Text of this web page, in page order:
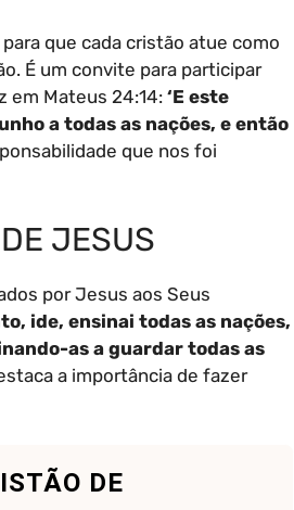
que cada cristão atue como
É um convite para participar
em Mateus 24:14: ‘E este
a todas as nações, e então
que nos foi
JESUS
por Jesus aos Seus
ide, ensinai todas as nações,
as a guardar todas as
a importância de fazer
DE